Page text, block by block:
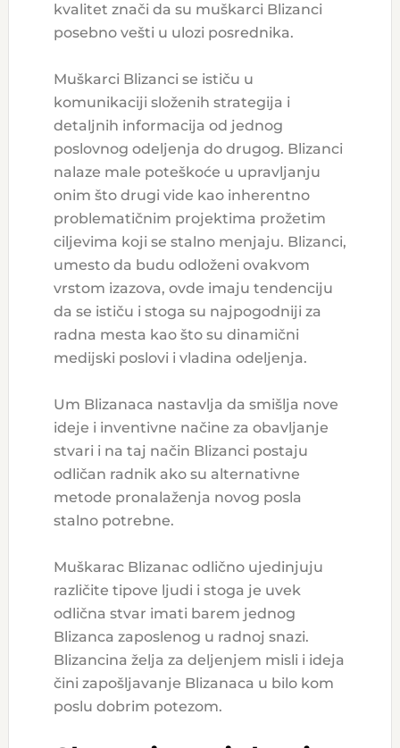
kvalitet znači da su muškarci Blizanci
posebno vešti u ulozi posrednika.
Muškarci Blizanci se ističu u
komunikaciji složenih strategija i
detaljnih informacija od jednog
poslovnog odeljenja do drugog. Blizanci
nalaze male poteškoće u upravljanju
onim što drugi vide kao inherentno
problematičnim projektima prožetim
ciljevima koji se stalno menjaju. Blizanci,
umesto da budu odloženi ovakvom
vrstom izazova, ovde imaju tendenciju
da se ističu i stoga su najpogodniji za
radna mesta kao što su dinamični
medijski poslovi i vladina odeljenja.
Um Blizanaca nastavlja da smišlja nove
ideje i inventivne načine za obavljanje
stvari i na taj način Blizanci postaju
odličan radnik ako su alternativne
metode pronalaženja novog posla
stalno potrebne.
Muškarac Blizanac odlično ujedinjuju
različite tipove ljudi i stoga je uvek
odlična stvar imati barem jednog
Blizanca zaposlenog u radnoj snazi.
Blizancina želja za deljenjem misli i ideja
čini zapošljavanje Blizanaca u bilo kom
poslu dobrim potezom.